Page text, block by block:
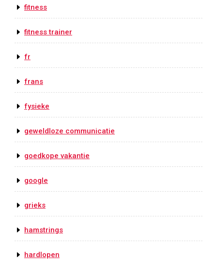
fitness
fitness trainer
fr
frans
fysieke
geweldloze communicatie
goedkope vakantie
google
grieks
hamstrings
hardlopen